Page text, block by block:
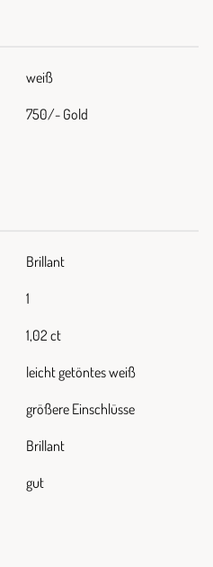
weiß
750/- Gold
Brillant
1
1,02 ct
leicht getöntes weiß
größere Einschlüsse
Brillant
gut